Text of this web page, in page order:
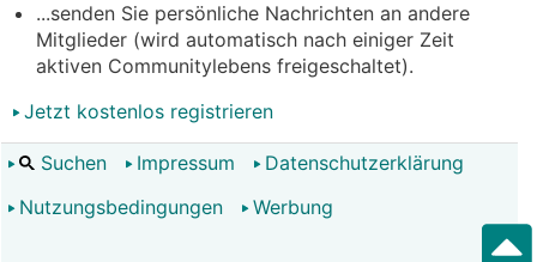
...senden Sie persönliche Nachrichten an andere
Mitglieder (wird automatisch nach einiger Zeit
aktiven Communitylebens freigeschaltet).
Jetzt kostenlos registrieren
Suchen Impressum
Datenschutzerklärung
Nutzungsbedingungen
Werbung